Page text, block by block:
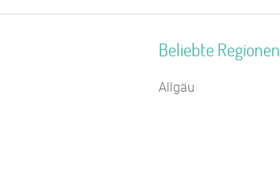
Beliebte Regionen
Allgäu